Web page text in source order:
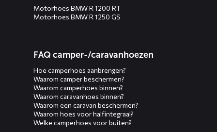
Motorhoes BMW R 1200 RT
Motorhoes BMW R 1250 GS
FAQ camper-/caravanhoezen
Hoe camperhoes aanbrengen?
Waarom camper beschermen?
Waarom camperhoes binnen?
Waarom caravanhoes binnen?
Waarom een caravan beschermen?
Waarom hoes voor halfintegraal?
Welke camperhoes voor buiten?